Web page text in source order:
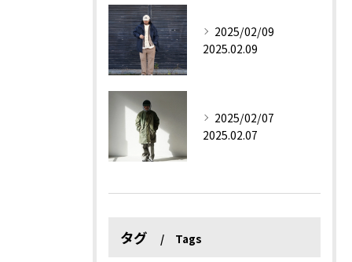
2025/02/09
2025.02.09
2025/02/07
2025.02.07
タグ Tags